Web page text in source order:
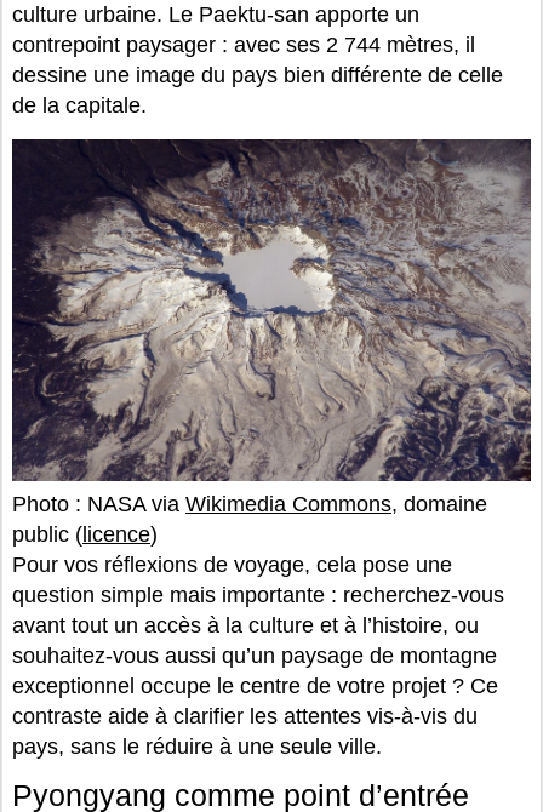
culture urbaine. Le Paektu-san apporte un
contrepoint paysager : avec ses 2 744 mètres, il
dessine une image du pays bien différente de celle
de la capitale.
Photo : NASA via Wikimedia Commons, domaine
public ( licence)
Pour vos réflexions de voyage, cela pose une
question simple mais importante : recherchez-vous
avant tout un accès à la culture et à l’histoire, ou
souhaitez-vous aussi qu’un paysage de montagne
exceptionnel occupe le centre de votre projet ? Ce
contraste aide à clarifier les attentes vis-à-vis du
pays, sans le réduire à une seule ville.
Pyongyang comme point d’entrée